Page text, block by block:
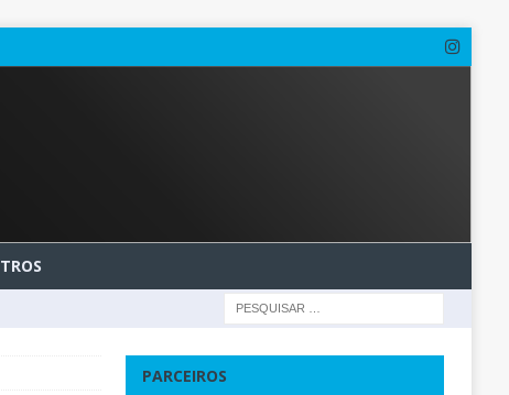
PARCEIROS